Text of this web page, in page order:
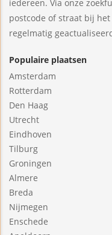
iedereen. Via onze
postcode of straat bij
regelmatig
Populaire plaatsen
Amsterdam
Rotterdam
Den Haag
Utrecht
Eindhoven
Tilburg
Groningen
Almere
Breda
Nijmegen
Enschede